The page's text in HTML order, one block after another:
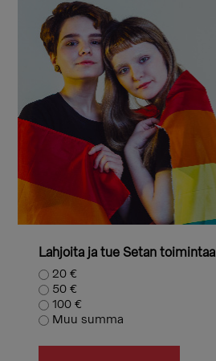
Lahjoita ja tue Setan toimintaa
20 €
50 €
100 €
Muu summa